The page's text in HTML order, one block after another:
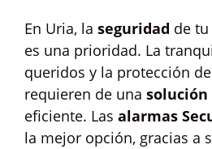
En Uria, la seguridad de
es una prioridad. La
queridos y la protección
requieren de una solución
eficiente. Las alarmas
la mejor opción, gracias a